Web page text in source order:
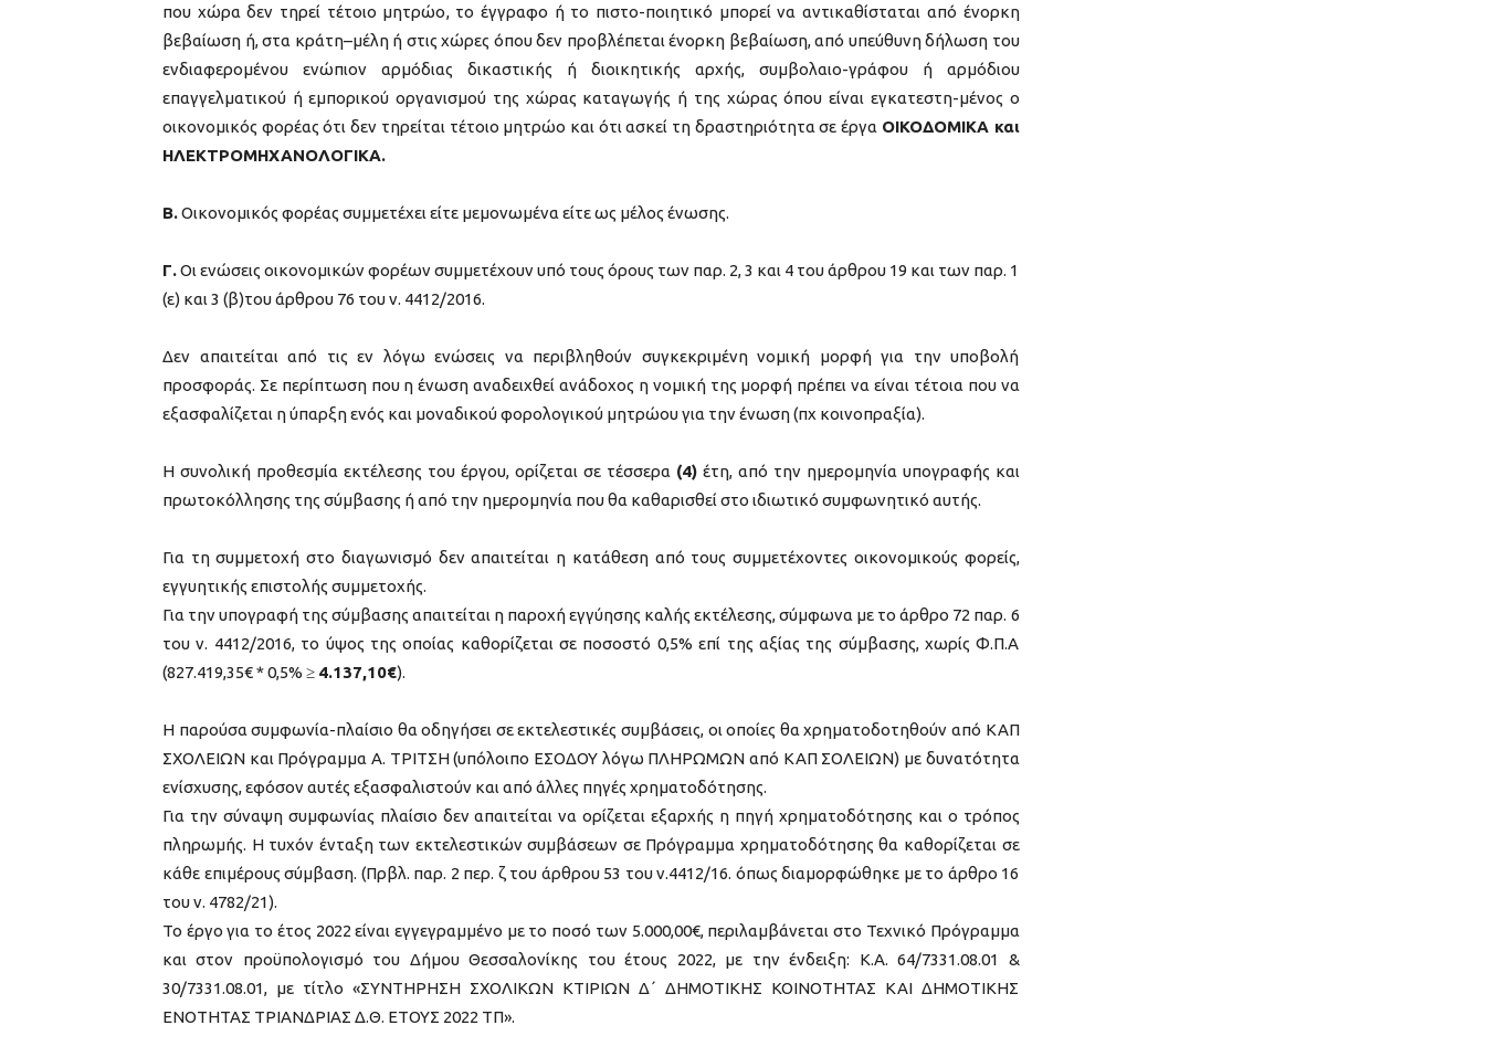
που χώρα δεν τηρεί τέτοιο μητρώο, το έγγραφο ή το πιστο-ποιητικό μπορεί να αντικαθίσταται από ένορκη
βεβαίωση ή, στα κράτη–μέλη ή στις χώρες όπου δεν προβλέπεται ένορκη βεβαίωση, από υπεύθυνη δήλωση του
ενδιαφερομένου ενώπιον αρμόδιας δικαστικής ή διοικητικής αρχής, συμβολαιο-γράφου ή αρμόδιου
επαγγελματικού ή εμπορικού οργανισμού της χώρας καταγωγής ή της χώρας όπου είναι εγκατεστη-μένος ο
οικονομικός φορέας ότι δεν τηρείται τέτοιο μητρώο και ότι ασκεί τη δραστηριότητα σε έργα ΟΙΚΟΔΟΜΙΚΑ και
ΗΛΕΚΤΡΟΜΗΧΑΝΟΛΟΓΙΚΑ.
Β.Οικονομικός φορέας συμμετέχει είτε μεμονωμένα είτε ως μέλος ένωσης.
Γ.Οι ενώσεις οικονομικών φορέων συμμετέχουν υπό τους όρους των παρ. 2, 3 και 4 του άρθρου 19 και των παρ. 1
(ε) και 3 (β)του άρθρου 76 του ν. 4412/2016.
Δεν απαιτείται από τις εν λόγω ενώσεις να περιβληθούν συγκεκριμένη νομική μορφή για την υποβολή
προσφοράς. Σε περίπτωση που η ένωση αναδειχθεί ανάδοχος η νομική της μορφή πρέπει να είναι τέτοια που να
εξασφαλίζεται η ύπαρξη ενός και μοναδικού φορολογικού μητρώου για την ένωση (πχ κοινοπραξία).
Η συνολική προθεσμία εκτέλεσης του έργου, ορίζεται σε τέσσερα (4)έτη, από την ημερομηνία υπογραφής και
πρωτοκόλλησης της σύμβασης ή από την ημερομηνία που θα καθαρισθεί στο ιδιωτικό συμφωνητικό αυτής.
Για τη συμμετοχή στο διαγωνισμό δεν απαιτείται η κατάθεση από τους συμμετέχοντες οικονομικούς φορείς,
εγγυητικής επιστολής συμμετοχής.
Για την υπογραφή της σύμβασης απαιτείται η παροχή εγγύησης καλής εκτέλεσης, σύμφωνα με το άρθρο 72 παρ. 6
του ν. 4412/2016, το ύψος της οποίας καθορίζεται σε ποσοστό 0,5% επί της αξίας της σύμβασης, χωρίς Φ.Π.Α
(827.419,35€ * 0,5% ≥ 4.137,10€).
Η παρούσα συμφωνία-πλαίσιο θα οδηγήσει σε εκτελεστικές συμβάσεις, οι οποίες θα χρηματοδοτηθούν από ΚΑΠ
ΣΧΟΛΕΙΩΝ και Πρόγραμμα Α. ΤΡΙΤΣΗ (υπόλοιπο ΕΣΟΔΟΥ λόγω ΠΛΗΡΩΜΩΝ από ΚΑΠ ΣΟΛΕΙΩΝ) με δυνατότητα
ενίσχυσης, εφόσον αυτές εξασφαλιστούν και από άλλες πηγές χρηματοδότησης.
Για την σύναψη συμφωνίας πλαίσιο δεν απαιτείται να ορίζεται εξαρχής η πηγή χρηματοδότησης και ο τρόπος
πληρωμής. Η τυχόν ένταξη των εκτελεστικών συμβάσεων σε Πρόγραμμα χρηματοδότησης θα καθορίζεται σε
κάθε επιμέρους σύμβαση. (Πρβλ. παρ. 2 περ. ζ του άρθρου 53 του ν.4412/16. όπως διαμορφώθηκε με το άρθρο 16
του ν. 4782/21).
Το έργο για το έτος 2022 είναι εγγεγραμμένο με το ποσό των 5.000,00€, περιλαμβάνεται στο Τεχνικό Πρόγραμμα
και στον προϋπολογισμό του Δήμου Θεσσαλονίκης του έτους 2022, με την ένδειξη: Κ.Α. 64/7331.08.01 &
30/7331.08.01, με τίτλο «ΣΥΝΤΗΡΗΣΗ ΣΧΟΛΙΚΩΝ ΚΤΙΡΙΩΝ Δ΄ ΔΗΜΟΤΙΚΗΣ ΚΟΙΝΟΤΗΤΑΣ ΚΑΙ ΔΗΜΟΤΙΚΗΣ
ΕΝΟΤΗΤΑΣ ΤΡΙΑΝΔΡΙΑΣ Δ.Θ. ΕΤΟΥΣ 2022 ΤΠ».